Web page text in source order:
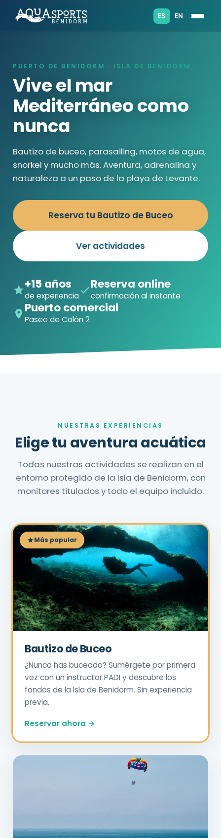
ES EN
PUERTO DE BENIDORM · ISLA DE BENIDORM
Vive el mar
Mediterráneo como
nunca
Bautizo de buceo, parasailing, motos de agua,
snorkel y mucho más. Aventura, adrenalina y
naturaleza a un paso de la playa de Levante.
Reserva tu Bautizo de Buceo
Ver actividades
+15 años
de experiencia
Reserva online
confirmación al instante
Puerto comercial
Paseo de Colón 2
NUESTRAS EXPERIENCIAS
Elige tu aventura acuática
Todas nuestras actividades se realizan en el
entorno protegido de la Isla de Benidorm, con
monitores titulados y todo el equipo incluido.
Más popular
Bautizo de Buceo
¿Nunca has buceado? Sumérgete por primera
vez con un instructor PADI y descubre los
fondos de la Isla de Benidorm. Sin experiencia
previa.
Reservar ahora →